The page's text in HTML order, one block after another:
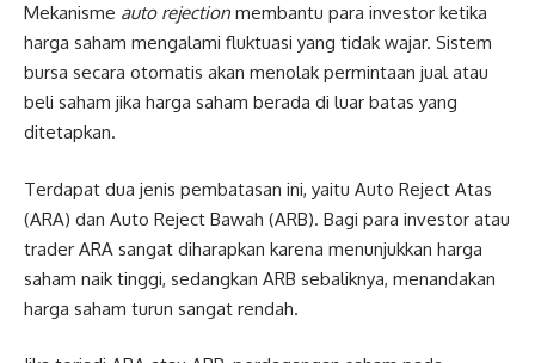
Mekanisme auto rejection membantu para investor ketika
harga saham mengalami fluktuasi yang tidak wajar. Sistem
bursa secara otomatis akan menolak permintaan jual atau
beli saham jika harga saham berada di luar batas yang
ditetapkan.
Terdapat dua jenis pembatasan ini, yaitu Auto Reject Atas
(ARA) dan Auto Reject Bawah (ARB). Bagi para investor atau
trader ARA sangat diharapkan karena menunjukkan harga
saham naik tinggi, sedangkan ARB sebaliknya, menandakan
harga saham turun sangat rendah.